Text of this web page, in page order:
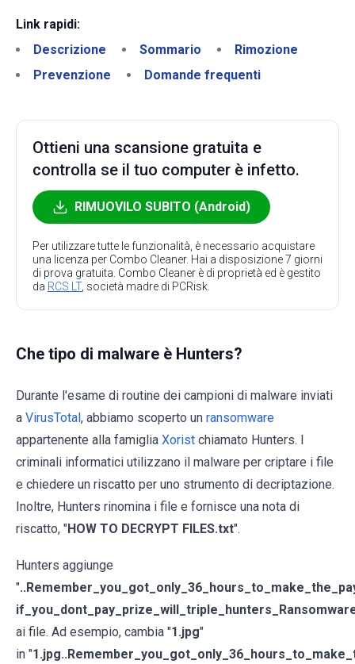
Link rapidi:
Descrizione
Sommario
Rimozione
Prevenzione
Domande frequenti
Ottieni una scansione gratuita e
controlla se il tuo computer è infetto.
RIMUOVILO SUBITO (Android)
Per utilizzare tutte le funzionalità, è necessario acquistare
una licenza per Combo Cleaner. Hai a disposizione 7 giorni
di prova gratuita. Combo Cleaner è di proprietà ed è gestito
da RCS LT, società madre di PCRisk.
Che tipo di malware è Hunters?
Durante l'esame di routine dei campioni di malware inviati
a VirusTotal, abbiamo scoperto un ransomware
appartenente alla famiglia Xorist chiamato Hunters. I
criminali informatici utilizzano il malware per criptare i file
e chiedere un riscatto per uno strumento di decriptazione.
Inoltre, Hunters rinomina i file e fornisce una nota di
riscatto, "HOW TO DECRYPT FILES.txt".
Hunters aggiunge
"
ai file. Ad esempio, cambia "1.jpg"
in "